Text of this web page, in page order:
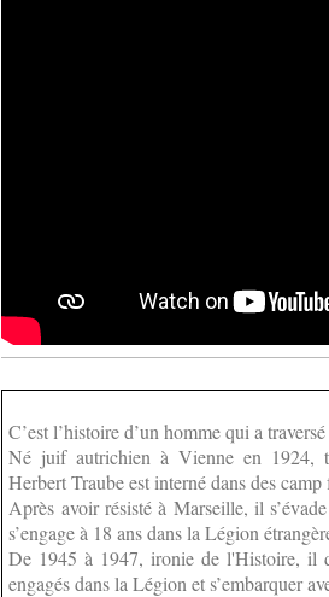
C’est l’histoire d’un homme qui a
Né juif autrichien à Vienne en 1924,
Herbert Traube est interné dans des
Après avoir résisté à Marseille, il
s’engage à 18 ans dans la Légion
De 1945 à 1947, ironie de l'Histoire, il
engagés dans la Légion et s’embarquer